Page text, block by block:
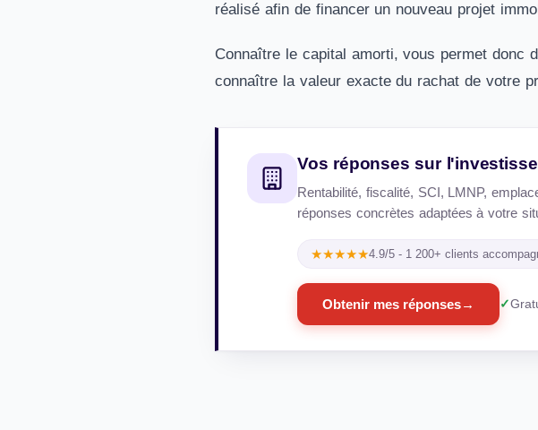
réalisé afin de financer un nouveau projet
Connaître le capital amorti, vous permet donc
connaître la valeur exacte du rachat de votre
Vos réponses sur
Rentabilité, fiscalité, SCI, LMNP,
réponses concrètes adaptées à votre
★★★★★4.9/5 - 1 200+ clients
Obtenir mes réponses→